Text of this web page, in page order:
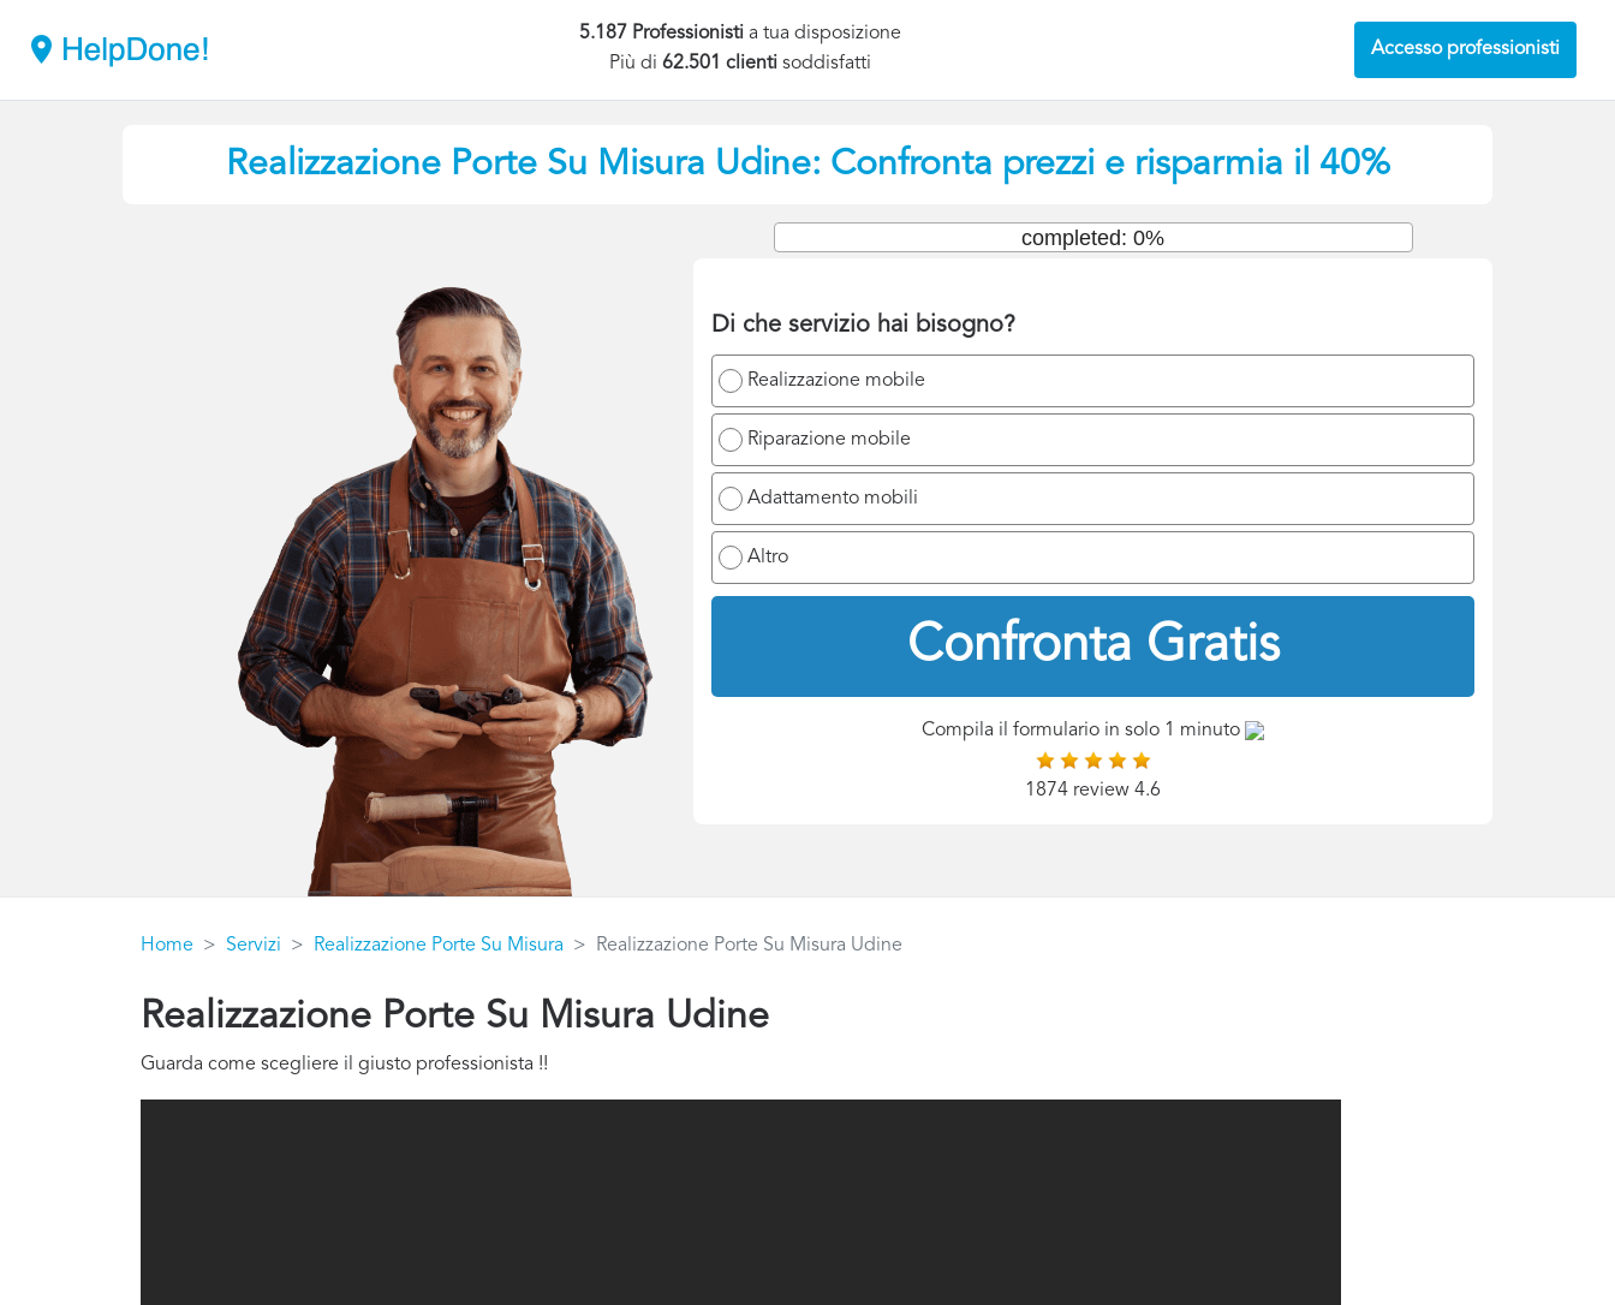
5.187 Professionisti a tua disposizione
Più di62.501 clientisoddisfatti
Accesso professionisti
Realizzazione Porte Su Misura Udine: Confronta prezzi e risparmia il 40%
Di che servizio hai bisogno?
Realizzazione mobile
Riparazione mobile
Adattamento mobili
Altro
Confronta Gratis
completed: 0%
Compila il formulario in solo 1 minuto
1874 review 4.6
Home Servizi Realizzazione Porte Su Misura Realizzazione Porte Su Misura Udine
Realizzazione Porte Su Misura Udine
Guarda come scegliere il giusto professionista !!